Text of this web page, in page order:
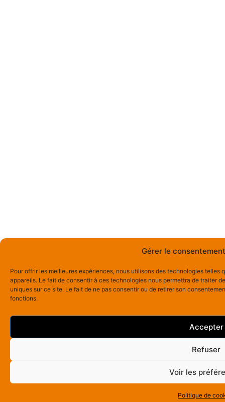
Gérer le
Pour offrir les meilleures expériences, nous utilisons des technologies
appareils. Le fait de consentir à ces technologies nous permettra de traiter
uniques sur ce site. Le fait de ne pas consentir ou de retirer son
fonctions.
Accepter
Refuser
Voir les
Politique de